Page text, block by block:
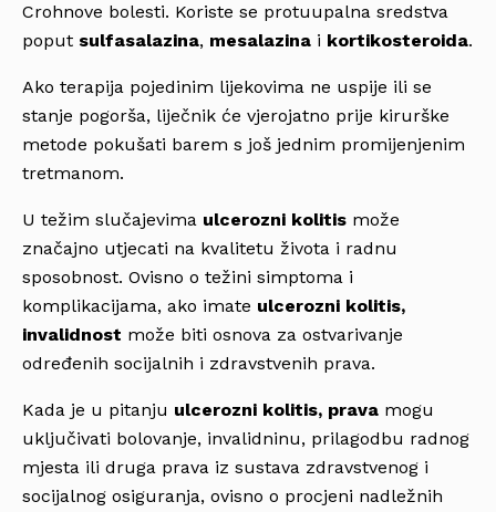
Crohnove bolesti. Koriste se protuupalna sredstva
poput sulfasalazina, mesalazina i kortikosteroida.
Ako terapija pojedinim lijekovima ne uspije ili se
stanje pogorša, liječnik će vjerojatno prije kirurške
metode pokušati barem s još jednim promijenjenim
tretmanom.
U težim slučajevima ulcerozni kolitis može
značajno utjecati na kvalitetu života i radnu
sposobnost. Ovisno o težini simptoma i
komplikacijama, ako imate ulcerozni kolitis,
invalidnost može biti osnova za ostvarivanje
određenih socijalnih i zdravstvenih prava.
Kada je u pitanju ulcerozni kolitis, prava mogu
uključivati bolovanje, invalidninu, prilagodbu radnog
mjesta ili druga prava iz sustava zdravstvenog i
socijalnog osiguranja, ovisno o procjeni nadležnih